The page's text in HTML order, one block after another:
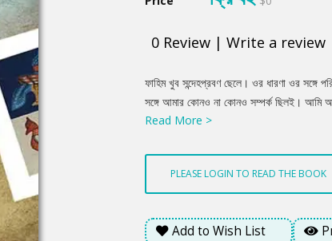
0 Review | Write a review
Product
Summery
ফাহিম খুব সন্দেহপ্রবণ ছেলে। ওর ধারণা ওর
সঙ্গে আমার কোনও না কোনও সম্পর্ক ছিলই। আমি
যখন বোঝাই তখন সে বোঝে ঠিকই। আমার সঙ্গে হুঁ
একদিন নতুন করে জানতে চায়। বলো না আমার
Read More >
PLEASE LOGIN TO READ THE BOOK
Add to Wish List